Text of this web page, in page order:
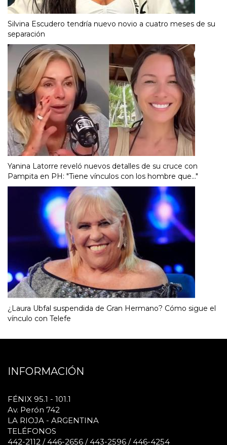
Silvina Escudero tendría nuevo novio a cuatro meses de su
separación
Yanina Latorre reveló nuevos detalles de su cruce con
Pampita en PH: "Tiene vínculos con los hombre que..."
¿Laura Ubfal suspendida de Gran Hermano? Cómo sigue el
vínculo con Telefe
INFORMACIÓN
FÉNIX 95.1 - 101.1
Av. Perón 742
LA RIOJA - ARGENTINA
TELÉFONOS
442-2112 / 446-2656 / 443-2596 / 446-4254